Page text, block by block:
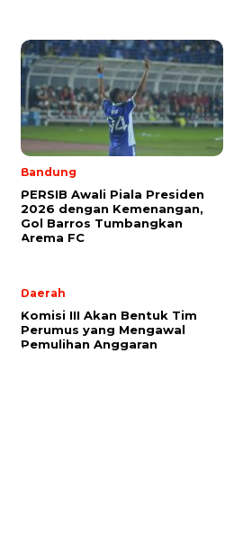
Bandung
PERSIB Awali Piala Presiden
2026 dengan Kemenangan,
Gol Barros Tumbangkan
Arema FC
Daerah
Komisi III Akan Bentuk Tim
Perumus yang Mengawal
Pemulihan Anggaran